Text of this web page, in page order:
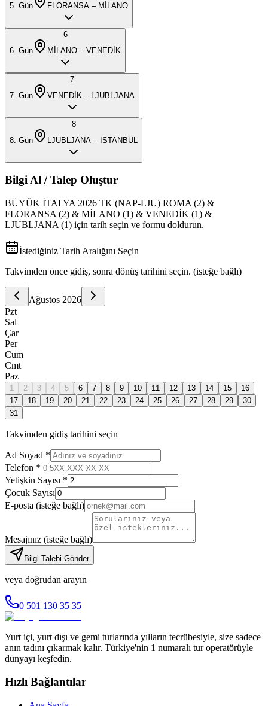
5 . Gün FLORANSA – MİLANO
6
6 . Gün MİLANO – VENEDİK
7
7 . Gün VENEDİK – LJUBLJANA
8
8 . Gün LJUBLJANA – İSTANBUL
Bilgi Al / Talep Oluştur
BÜYÜK İTALYA 2026 TK (NAP-LJU) ROMA (2) &
FLORANSA (2) & MİLANO (1) & VENEDİK (1) &
LJUBLJANA (1) için tarih seçin ve formu doldurun.
İstediğiniz Tarih Aralığını Seçin
Takvimden önce gidiş, sonra dönüş tarihini seçin. (isteğe bağlı)
Ağustos 2026
Pzt
Sal
Çar
Per
Cum
Cmt
Paz
1 2 3 4 5 6 7 8 9 10 11 12 13 14 15
16
17
18 19 20 21 22 23 24 25 26 27 28 29
30
31
Takvimden gidiş tarihini seçin
Ad Soyad *
Telefon *
Yetişkin Sayısı *
Çocuk Sayısı
E-posta (isteğe bağlı)
Mesajınız (isteğe bağlı)
Bilgi Talebi Gönder
veya doğrudan arayın
0 501 130 35 35
Yurt içi, yurt dışı ve gemi turlarında yılların tecrübesiyle, size sadece
anın tadını çıkarmak kalır. Türkiye'nin 1 numaralı tur operatörüyle
dünyayı keşfedin.
Hızlı Bağlantılar